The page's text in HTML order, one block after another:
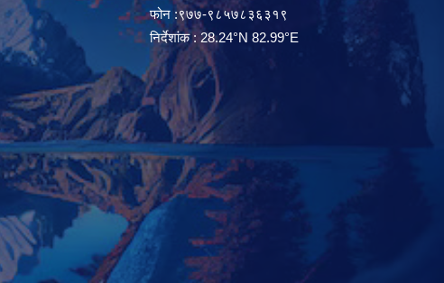
फोन :९७७-९८५७८३६३१९
निर्देशांक : 28.24°N 82.99°E